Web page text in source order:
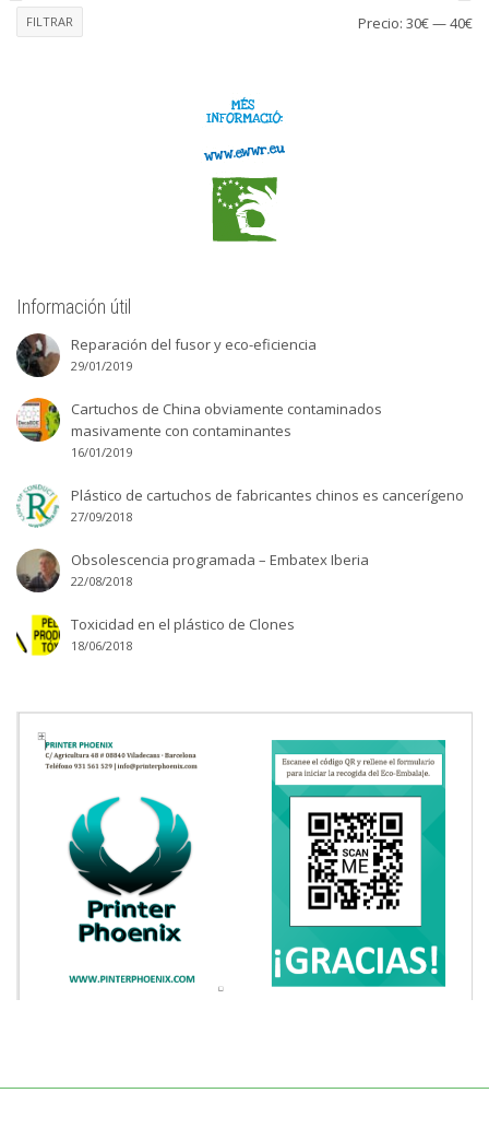
FILTRAR Precio: 30€—40€
Información útil
Reparación del fusor y eco-eficiencia
29/01/2019
Cartuchos de China obviamente contaminados
masivamente con contaminantes
16/01/2019
Plástico de cartuchos de fabricantes chinos es cancerígeno
27/09/2018
Obsolescencia programada – Embatex Iberia
22/08/2018
Toxicidad en el plástico de Clones
18/06/2018